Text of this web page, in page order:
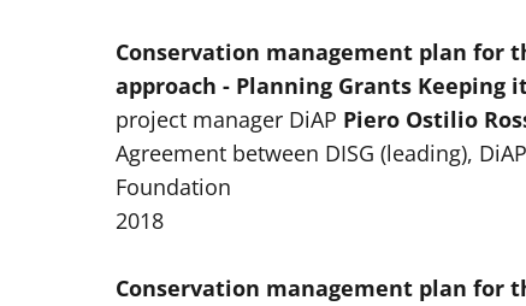
Conservation management plan for
approach - Planning Grants Keeping
project manager DiAP Piero Ostilio
Agreement between DISG (leading),
Foundation
2018
Conservation management plan for